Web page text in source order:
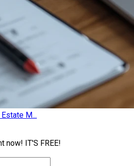
M...
now! IT'S FREE!